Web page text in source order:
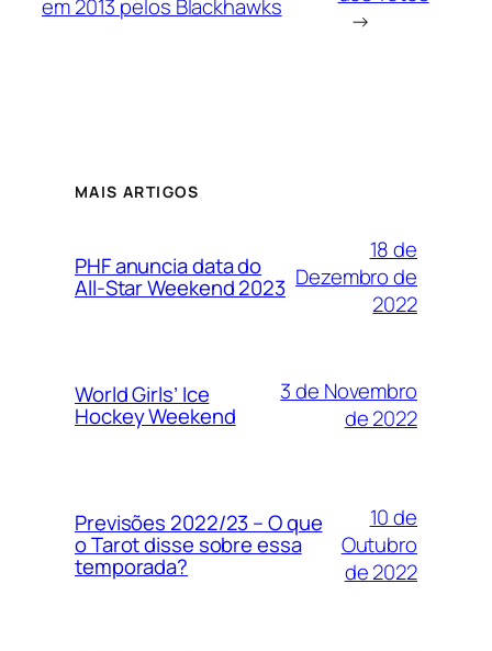
em 2013 pelos Blackhawks
→
MAIS ARTIGOS
PHF anuncia data do
All-Star Weekend 2023
18 de
Dezembro de
2022
World Girls’ Ice
Hockey Weekend
3 de Novembro
de 2022
Previsões 2022/23 – O que
o Tarot disse sobre essa
temporada?
10 de
Outubro
de 2022